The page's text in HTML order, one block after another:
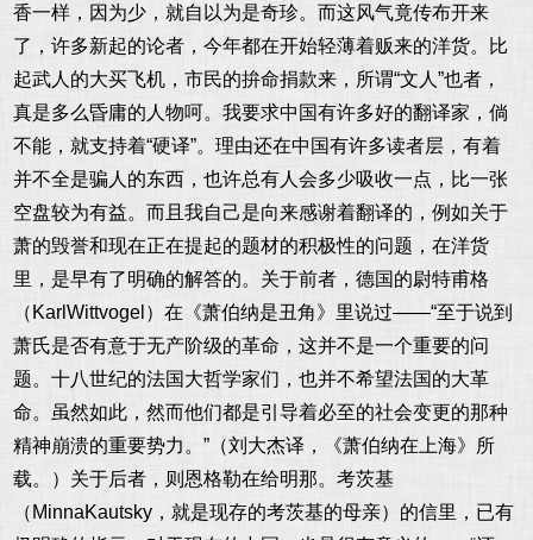
香一样，因为少，就自以为是奇珍。而这风气竟传布开来
了，许多新起的论者，今年都在开始轻薄着贩来的洋货。比
起武人的大买飞机，市民的拚命捐款来，所谓“文人”也者，
真是多么昏庸的人物呵。我要求中国有许多好的翻译家，倘
不能，就支持着“硬译”。理由还在中国有许多读者层，有着
并不全是骗人的东西，也许总有人会多少吸收一点，比一张
空盘较为有益。而且我自己是向来感谢着翻译的，例如关于
萧的毁誉和现在正在提起的题材的积极性的问题，在洋货
里，是早有了明确的解答的。关于前者，德国的尉特甫格
（KarlWittvogel）在《萧伯纳是丑角》里说过——“至于说到
萧氏是否有意于无产阶级的革命，这并不是一个重要的问
题。十八世纪的法国大哲学家们，也并不希望法国的大革
命。虽然如此，然而他们都是引导着必至的社会变更的那种
精神崩溃的重要势力。”（刘大杰译，《萧伯纳在上海》所
载。）关于后者，则恩格勒在给明那。考茨基
（MinnaKautsky，就是现存的考茨基的母亲）的信里，已有